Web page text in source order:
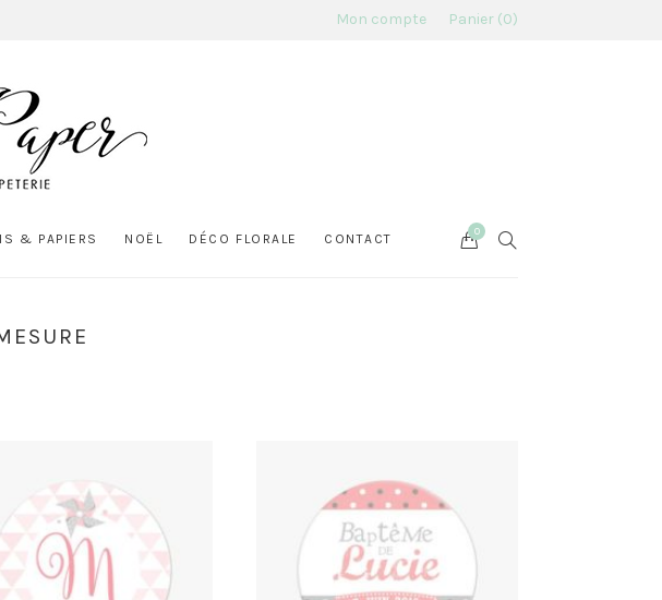
Mon compte Panier 0
& PAPIERS NOËL DÉCO FLORALE CONTACT SEARCH
Cart
0